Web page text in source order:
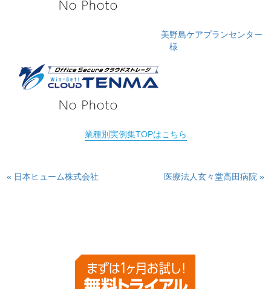
美野島ケアプランセンター
様
業種別実例集TOPはこちら
« 日本ヒューム株式会社 医療法人玄々堂高田病院 »